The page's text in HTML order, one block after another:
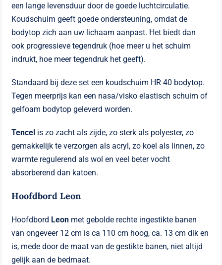
een lange levensduur door de goede luchtcirculatie.
Koudschuim geeft goede ondersteuning, omdat de
bodytop zich aan uw lichaam aanpast. Het biedt dan
ook progressieve tegendruk (hoe meer u het schuim
indrukt, hoe meer tegendruk het geeft).
Standaard bij deze set een koudschuim HR 40 bodytop.
Tegen meerprijs kan een nasa/visko elastisch schuim of
gelfoam bodytop geleverd worden.
Tencel is zo zacht als zijde, zo sterk als polyester, zo
gemakkelijk te verzorgen als acryl, zo koel als linnen, zo
warmte regulerend als wol en veel beter vocht
absorberend dan katoen.
Hoofdbord Leon
Hoofdbord Leon met gebolde rechte ingestikte banen
van ongeveer 12 cm is ca 110 cm hoog, ca. 13 cm dik en
is, mede door de maat van de gestikte banen, niet altijd
gelijk aan de bedmaat.